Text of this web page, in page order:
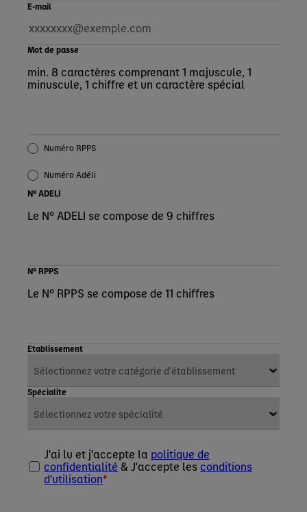
E-mail
Mot de passe
min. 8 caractères comprenant 1 majuscule, 1
minuscule, 1 chiffre et un caractère spécial
Numéro RPPS
Numéro Adéli
N° ADELI
Le N° ADELI se compose de 9 chiffres
N° RPPS
Le N° RPPS se compose de 11 chiffres
Etablissement
Spécialite
J'ai lu et j'accepte la politique de
confidentialité & J'accepte lesconditions
d'utilisation